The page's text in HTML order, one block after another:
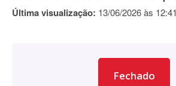
Última visualização: 13/06/2026 às 12:41
Fechado